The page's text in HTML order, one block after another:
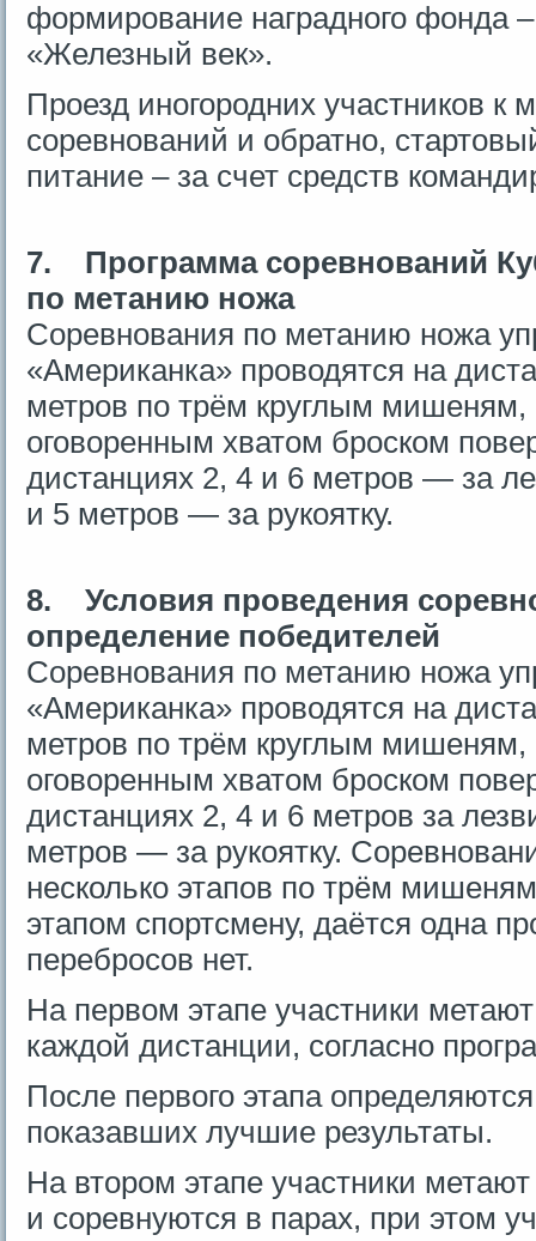
формирование наградного фонда
«Железный век».
Проезд иногородних участников к
соревнований и обратно,
питание – за счет средств
7. Программа соревнований
по метанию ножа
Соревнования по метанию ножа
«Американка» проводятся на
метров по трём круглым
оговоренным хватом броском
дистанциях 2, 4 и 6 метров — за
и 5 метров — за рукоятку.
8. Условия проведения
определение победителей
Соревнования по метанию ножа
«Американка» проводятся на
метров по трём круглым
оговоренным хватом броском
дистанциях 2, 4 и 6 метров за
метров — за рукоятку.
несколько этапов по трём
этапом спортсмену, даётся одна
перебросов нет.
На первом этапе участники
каждой дистанции, согласно
После первого этапа
показавших лучшие результаты.
На втором этапе участники
и соревнуются в парах, при этом